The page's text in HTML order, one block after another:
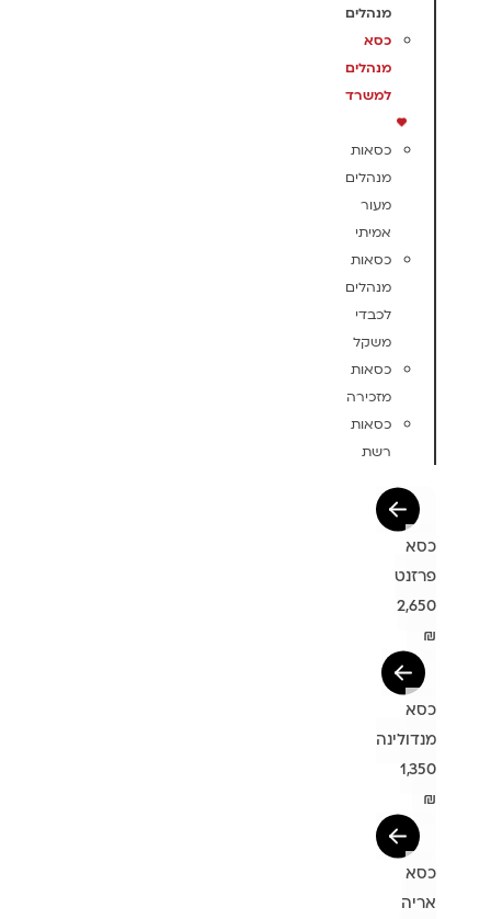
מנהלים
כסא
מנהלים
למשרד
כסאות
מנהלים
מעור
אמיתי
כסאות
מנהלים
לכבדי
משקל
כסאות
מזכירה
כסאות
רשת
כסא
פרזנט
2,650
₪
כסא
מנדולינה
1,350
₪
כסא
אריה